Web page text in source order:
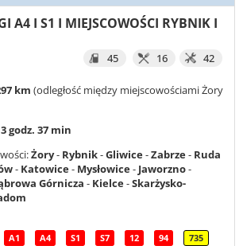
A4 I S1 I MIEJSCOWOŚCI RYBNIK I
45 16 42
km (odległość między miejscowościami Żory
3 godz. 37 min
Żory- Rybnik-Gliwice-Zabrze- Ruda
- Katowice- Mysłowice- Jaworzno-
Górnicza - Kielce-Skarżysko-
A1 A4 S1 S7 12 94 735